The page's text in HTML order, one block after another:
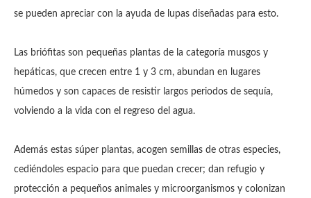
se pueden apreciar con la ayuda de lupas diseñadas para esto.
Las briófitas son pequeñas plantas de la categoría musgos y
hepáticas, que crecen entre 1 y 3 cm, abundan en lugares
húmedos y son capaces de resistir largos periodos de sequía,
volviendo a la vida con el regreso del agua.
Además estas súper plantas, acogen semillas de otras especies,
cediéndoles espacio para que puedan crecer; dan refugio y
protección a pequeños animales y microorganismos y colonizan